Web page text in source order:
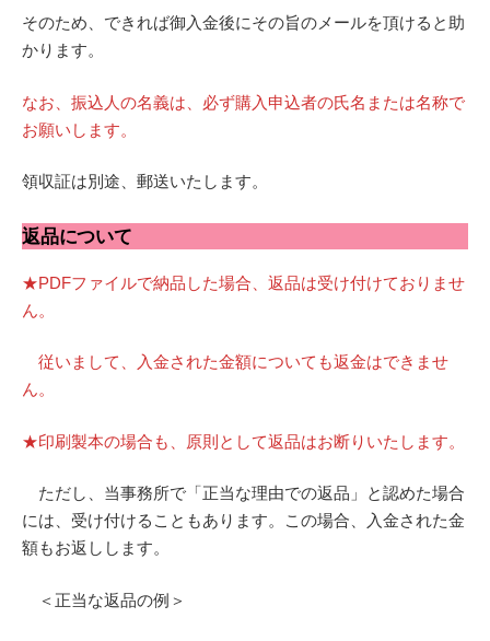
そのため、できれば御入金後にその旨のメールを頂けると助
かります。
なお、振込人の名義は、必ず購入申込者の氏名または名称で
お願いします。
領収証は別途、郵送いたします。
返品について
★PDFファイルで納品した場合、返品は受け付けておりませ
ん。
従いまして、入金された金額についても返金はできませ
ん。
★印刷製本の場合も、原則として返品はお断りいたします。
ただし、当事務所で「正当な理由での返品」と認めた場合
には、受け付けることもあります。この場合、入金された金
額もお返しします。
＜正当な返品の例＞